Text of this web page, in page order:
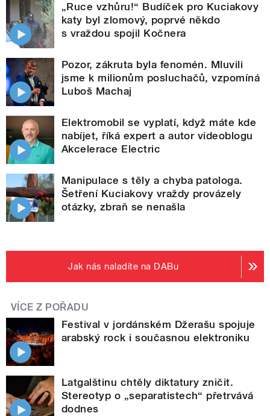
„Ruce vzhůru!“ Budíček pro Kuciakovy
katy byl zlomový, poprvé někdo
s vraždou spojil Kočnera
Pozor, zákruta byla fenomén. Mluvili
jsme k milionům posluchačů, vzpomíná
Luboš Machaj
Elektromobil se vyplatí, když máte kde
nabíjet, říká expert a autor videoblogu
Akcelerace Electric
Manipulace s těly a chyba patologa.
Šetření Kuciakovy vraždy provázely
otázky, zbraň se nenašla
Jak nás naladíte na DABu
VÍCE Z POŘADU
Festival v jordánském Džerašu spojuje
arabský rock i současnou elektroniku
Latgalštinu chtěly diktatury zničit.
Stereotyp o „separatistech“ přetrvává
dodnes